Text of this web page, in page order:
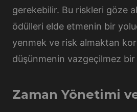
gerekebilir. Bu riskleri göze
ödülleri elde etmenin bir
yenmek ve risk almaktan
düşünmenin vazgeçilmez bir
Zaman Yönetimi